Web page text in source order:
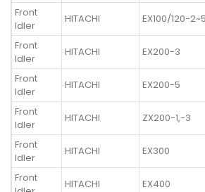
Front
Idler
HITACHI EX100/120-
Front
Idler
HITACHI EX200-3
Front
Idler
HITACHI EX200-5
Front
Idler
HITACHI ZX200-1,-3
Front
Idler
HITACHI EX300
Front
HITACHI EX400